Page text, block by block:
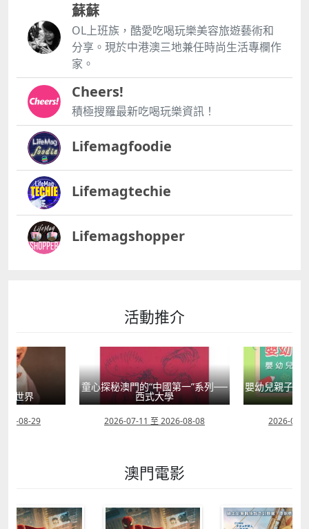
蘇蘇
OL上班族，酷愛吃喝玩樂美容旅遊藝術和
分享。現於中港澳三地兼任時尚生活專欄作
家。
Cheers!
積極搜羅最新吃喝玩樂資訊！
Lifemagfoodie
Lifemagtechie
Lifemagshopper
活動推介
大世界
08-29
童心探秘澳門的“中國第一”系列──
西式大學
2026-07-11 至 2026-08-08
嬰幼兒親子閱
2026-07-
澳門電影